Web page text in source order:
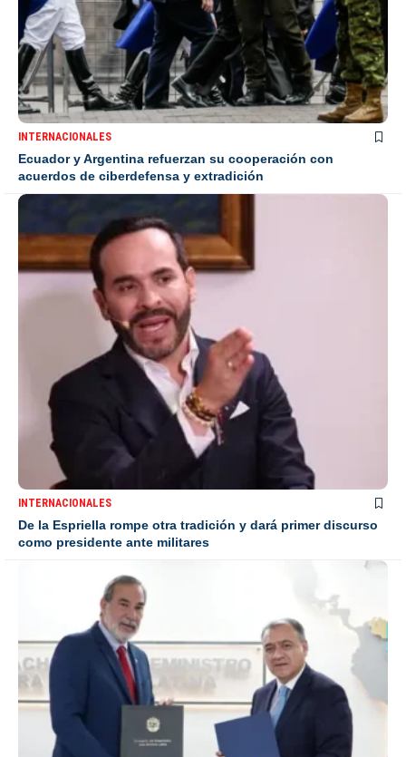
INTERNACIONALES
Ecuador y Argentina refuerzan su cooperación con
acuerdos de ciberdefensa y extradición
INTERNACIONALES
De la Espriella rompe otra tradición y dará primer discurso
como presidente ante militares